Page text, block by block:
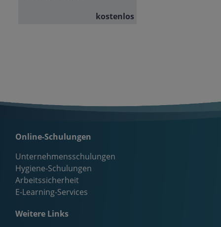
kostenlos
Online-Schulungen
Unternehmensschulungen
Hygiene-Schulungen
Arbeitssicherheit
E-Learning-Services
Weitere Links